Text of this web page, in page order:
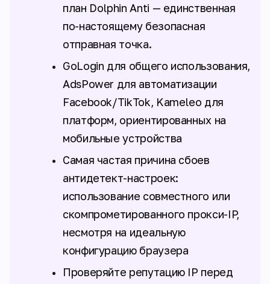
план Dolphin Anti — единственная
по-настоящему безопасная
отправная точка.
GoLogin для общего использования,
AdsPower для автоматизации
Facebook/TikTok, Kameleo для
платформ, ориентированных на
мобильные устройства
Самая частая причина сбоев
антидетект-настроек:
использование совместного или
скомпрометированного прокси-IP,
несмотря на идеальную
конфигурацию браузера
Проверяйте репутацию IP перед